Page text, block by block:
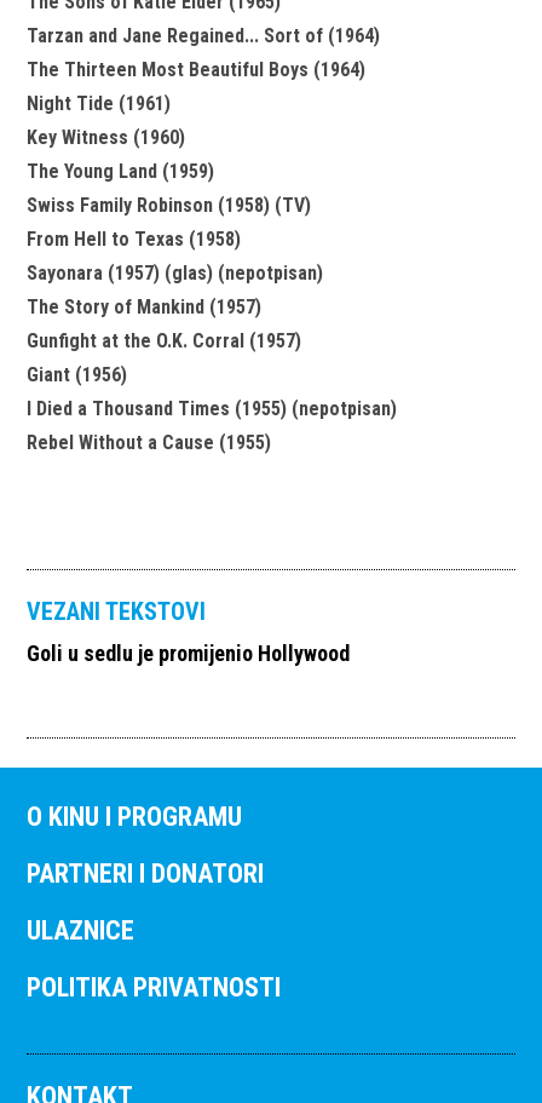
Tarzan and Jane Regained... Sort of (1964)
The Thirteen Most Beautiful Boys (1964)
Night Tide (1961)
Key Witness (1960)
The Young Land (1959)
Swiss Family Robinson (1958) (TV)
From Hell to Texas (1958)
Sayonara (1957) (glas) (nepotpisan)
The Story of Mankind (1957)
Gunfight at the O.K. Corral (1957)
Giant (1956)
I Died a Thousand Times (1955) (nepotpisan)
Rebel Without a Cause (1955)
VEZANI TEKSTOVI
Goli u sedlu je promijenio Hollywood
O KINU I PROGRAMU
PARTNERI I DONATORI
ULAZNICE
POLITIKA PRIVATNOSTI
KONTAKT